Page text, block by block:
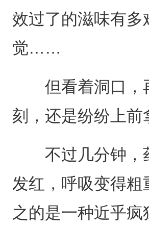
效过了的滋味有
觉……
但看着洞口，再
刻，还是纷纷上
不过几分钟，药
发红，呼吸变得
之的是一种近乎